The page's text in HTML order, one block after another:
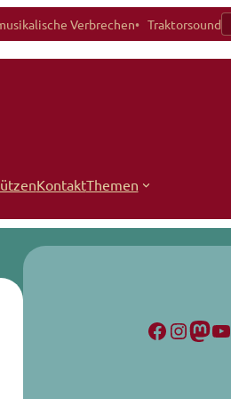
Verbrechen Traktorsound
KontaktThemen
Facebook InstagramMastodon YouTube